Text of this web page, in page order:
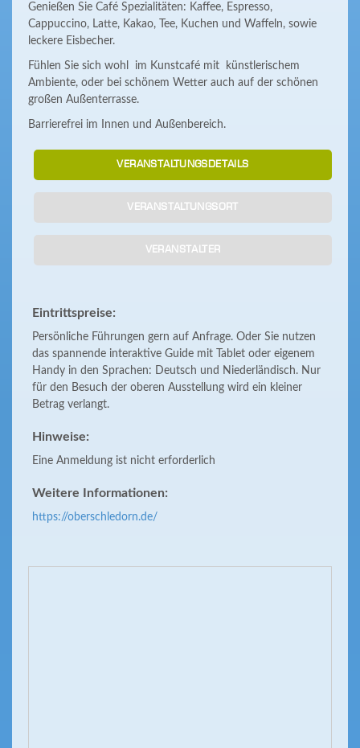
Genießen Sie Café Spezialitäten: Kaffee, Espresso,
Cappuccino, Latte, Kakao, Tee, Kuchen und Waffeln, sowie
leckere Eisbecher.
Fühlen Sie sich wohl im Kunstcafé mit künstlerischem
Ambiente, oder bei schönem Wetter auch auf der schönen
großen Außenterrasse.
Barrierefrei im Innen und Außenbereich.
VERANSTALTUNGSDETAILS
VERANSTALTUNGSORT
VERANSTALTER
Eintrittspreise:
Persönliche Führungen gern auf Anfrage. Oder Sie nutzen
das spannende interaktive Guide mit Tablet oder eigenem
Handy in den Sprachen: Deutsch und Niederländisch. Nur
für den Besuch der oberen Ausstellung wird ein kleiner
Betrag verlangt.
Hinweise:
Eine Anmeldung ist nicht erforderlich
Weitere Informationen:
https://oberschledorn.de/